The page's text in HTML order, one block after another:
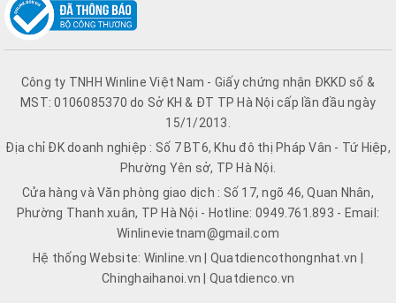
Công ty TNHH Winline Việt Nam - Giấy chứng nhận ĐKKD số &
MST: 0106085370 do Sở KH & ĐT TP Hà Nội cấp lần đầu ngày
15/1/2013.
Địa chỉ ĐK doanh nghiệp : Số 7 BT6, Khu đô thị Pháp Vân - Tứ Hiệp,
Phường Yên sở, TP Hà Nội.
Cửa hàng và Văn phòng giao dịch : Số 17, ngõ 46, Quan Nhân,
Phường Thanh xuân, TP Hà Nội - Hotline: 0949.761.893 - Email:
Winlinevietnam@gmail.com
Hệ thống Website: Winline.vn | Quatdiencothongnhat.vn |
Chinghaihanoi.vn | Quatdienco.vn